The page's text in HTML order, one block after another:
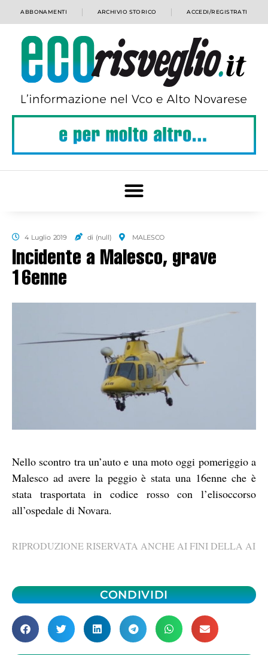
ABBONAMENTI ARCHIVIO STORICO ACCEDI/REGISTRATI
4 Luglio 2019 di (null) MALESCO
Incidente a Malesco, grave
16enne
Nello scontro tra un’auto e una moto oggi pomeriggio a
Malesco ad avere la peggio è stata una 16enne che è
stata trasportata in codice rosso con l’elisoccorso
all’ospedale di Novara.
RIPRODUZIONE RISERVATA ANCHE AI FINI DELLA AI
CONDIVIDI